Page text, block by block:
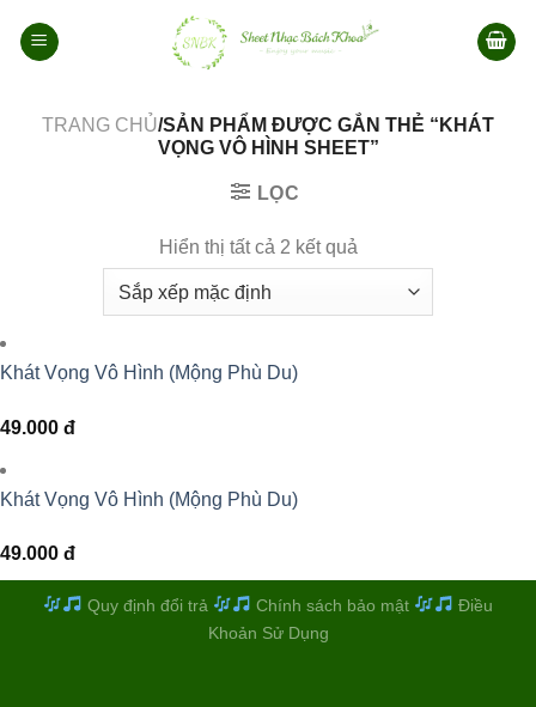
qua
TRANG CHỦ/SẢN PHẨM ĐƯỢC GẮN THẺ “KHÁT
VỌNG VÔ HÌNH SHEET”
LỌC
Hiển thị tất cả 2 kết quả
Khát Vọng Vô Hình (Mộng Phù Du)
49.000 đ
Khát Vọng Vô Hình (Mộng Phù Du)
49.000 đ
Quy định đổi trả Chính sách bảo mật
Điều
Khoản Sử Dụng